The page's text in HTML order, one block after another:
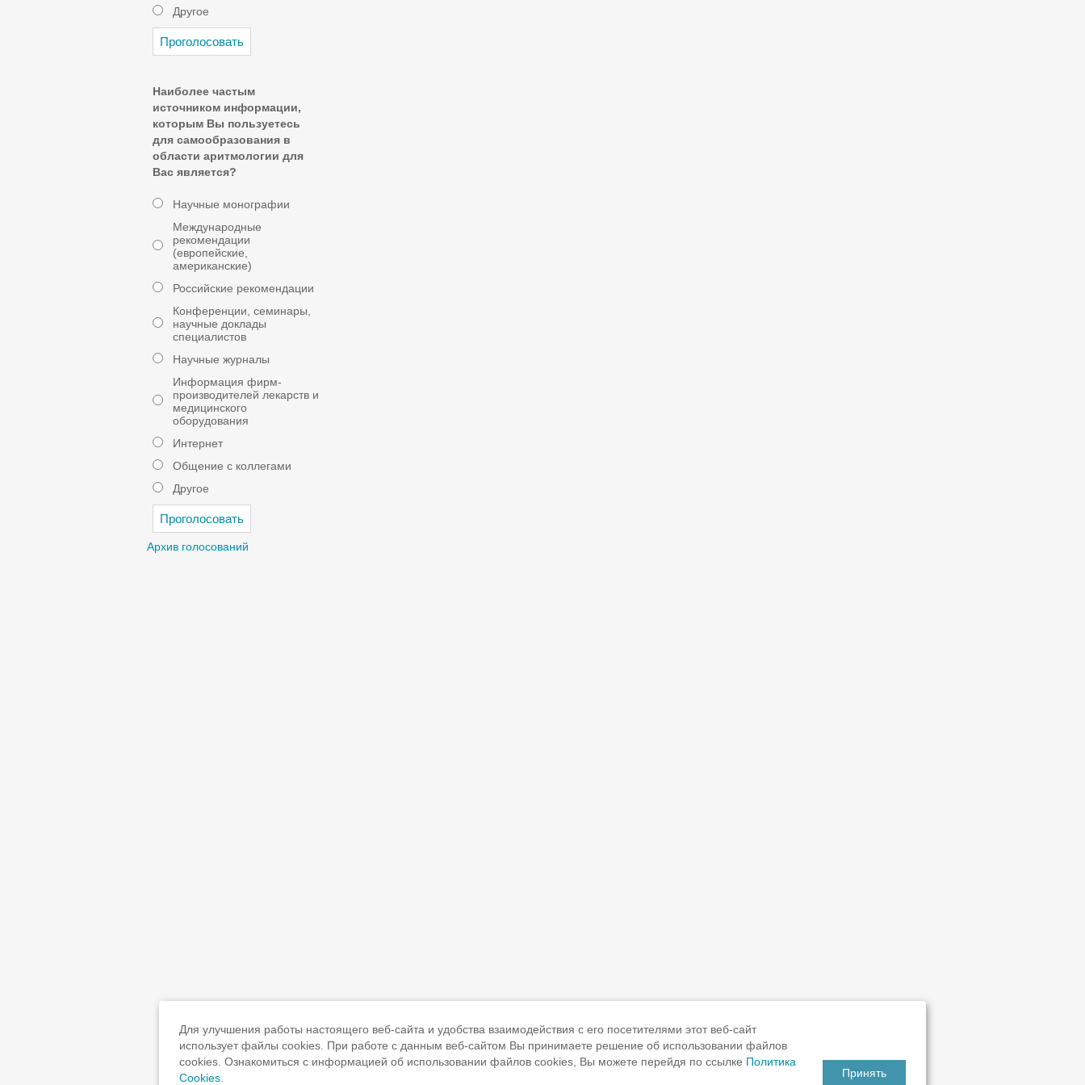
Другое
Наиболее частым
источником информации,
которым Вы пользуетесь
для самообразования в
области аритмологии для
Вас является?
Научные монографии
Международные
рекомендации
(европейские,
американские)
Российские рекомендации
Конференции, семинары,
научные доклады
специалистов
Научные журналы
Информация фирм-
производителей лекарств и
медицинского
оборудования
Интернет
Общение с коллегами
Другое
Архив голосований
Для улучшения работы настоящего веб-сайта и удобства взаимодействия с его посетителями этот веб-сайт
использует файлы cookies. При работе с данным веб-сайтом Вы принимаете решение об использовании файлов
cookies. Ознакомиться с информацией об использовании файлов cookies, Вы можете перейдя по ссылке Политика
Cookies
Принять